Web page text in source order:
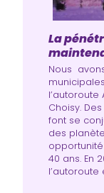
La
Nous
l’autoroute
Choisy.
font se
des
40 ans. En
l’autoroute